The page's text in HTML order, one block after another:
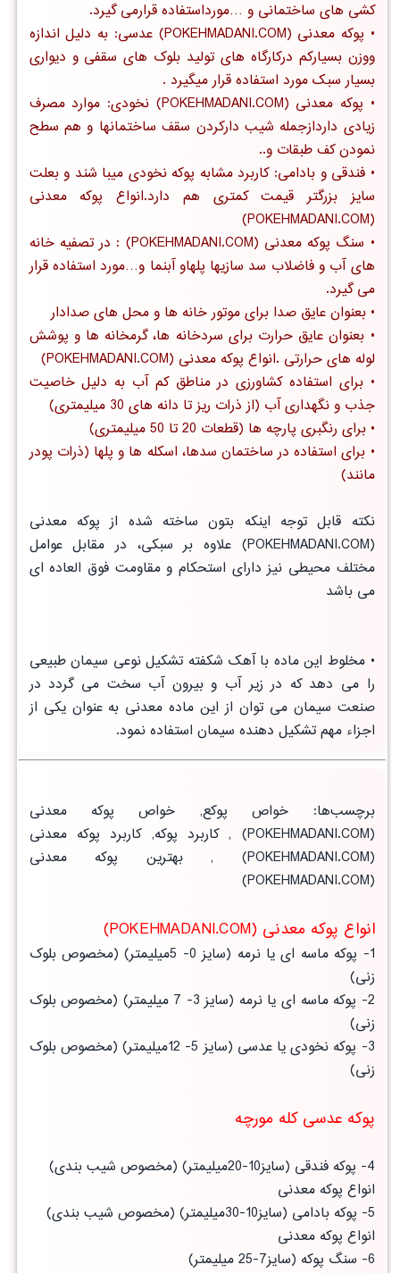
کشی های ساختمانی و …مورداستفاده قرارمی گیرد.
• پوکه معدنی (POKEHMADANI.COM) عدسی: به دلیل اندازه
ووزن بسیارکم درکارگاه های تولید بلوک های سقفی و دیواری
بسیار سبک مورد استفاده قرار میگیرد .
• پوکه معدنی (POKEHMADANI.COM) نخودی: موارد مصرف
زیادی داردازجمله شیب دارکردن سقف ساختمانها و هم سطح
نمودن کف طبقات و..
• فندقی و بادامی: کاربرد مشابه پوکه نخودی میبا شند و بعلت
سایز بزرگتر قیمت کمتری هم دارد.انواع پوکه معدنی
(POKEHMADANI.COM)
• سنگ پوکه معدنی
(POKEHMADANI.COM) : در تصفیه خانه
های آب و فاضلاب سد سازیها پلهاو آبنما و…مورد استفاده قرار
می گیرد.
• بعنوانعایق صدا برای موتور خانه ها و محل های صدادار
• بعنوان عایق حرارت برای سردخانه ها، گرمخانه ها و پوشش
لوله های حرارتی .انواع پوکه معدنی (POKEHMADANI.COM)
• برای استفادهکشاورزی در مناطق کم آب به دلیل خاصیت
جذب و نگهداری آب (از ذرات ریز تا دانه های 30 میلیمتری)
• برای رنگبری پارچه ها (قطعات 20 تا 50 میلیمتری)
• برای استفاده در ساختمان سدها، اسکله ها و پلها (ذرات پودر
مانند)
نکته قابل توجه اینکه بتون ساخته شده از پوکه معدنی
(POKEHMADANI.COM) علاوه بر سبکی، در مقابل عوامل
مختلف محیطی نیز دارای استحکام و مقاومت فوق العاده ای
می باشد
• مخلوط این ماده با آهک شکفته تشکیل نوعی سیمان طبیعی
را می دهد که در زیر آب و بیرون آب سخت می گردد در
صنعت سیمان می توان از این ماده معدنی به عنوان یکی از
اجزاء مهم تشکیل دهنده سیمان استفاده نمود.
برچسب‌ها: خواص پوکع, خواص پوکه معدنی
(POKEHMADANI.COM) ,
کاربرد پوکه,کاربرد پوکه معدنی
(POKEHMADANI.COM) ,
بهترین پوکه معدنی
(POKEHMADANI.COM)
انواع پوکه معدنی (POKEHMADANI.COM)
1- پوکه ماسه ای یا نرمه (سایز 0- 5میلیمتر) (مخصوص بلوک
زنی)
2- پوکه ماسه ای یا نرمه (سایز 3- 7 میلیمتر) (مخصوص بلوک
زنی)
3- پوکه نخودی یا عدسی (سایز 5- 12میلیمتر) (مخصوص بلوک
زنی)
پوکه عدسی کله مورچه
4- پوکه فندقی (سایز10-20میلیمتر) (مخصوص شیب بندی)
انواع پوکه معدنی
5- پوکه بادامی (سایز10-30میلیمتر) (مخصوص شیب بندی)
انواع پوکه معدنی
6- سنگ پوکه (سایز7-25 میلیمتر)